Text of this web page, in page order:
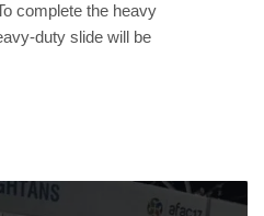
complete the heavy
duty slide will be